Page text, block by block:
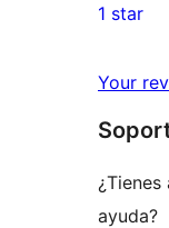
reviews
star
2-
reviews
star
reviews
1 star
Your
ayuda?